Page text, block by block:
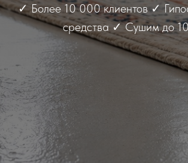
✓ Более 10 000 клиентов ✓
средства ✓ Сушим до